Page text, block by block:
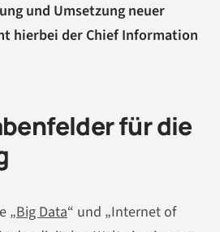
und Umsetzung neuer
hierbei der Chief Information
für die
„Big Data“ und „Internet of